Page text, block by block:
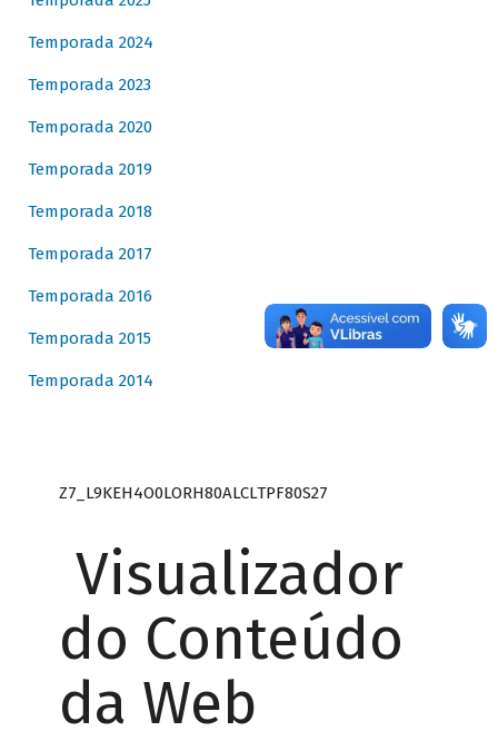
Temporada 2024
Temporada 2023
Temporada 2020
Temporada 2019
Temporada 2018
Temporada 2017
Temporada 2016
Temporada 2015
Temporada 2014
Z7_L9KEH4O0LORH80ALCLTPF80S27
Visualizador
do Conteúdo
da Web